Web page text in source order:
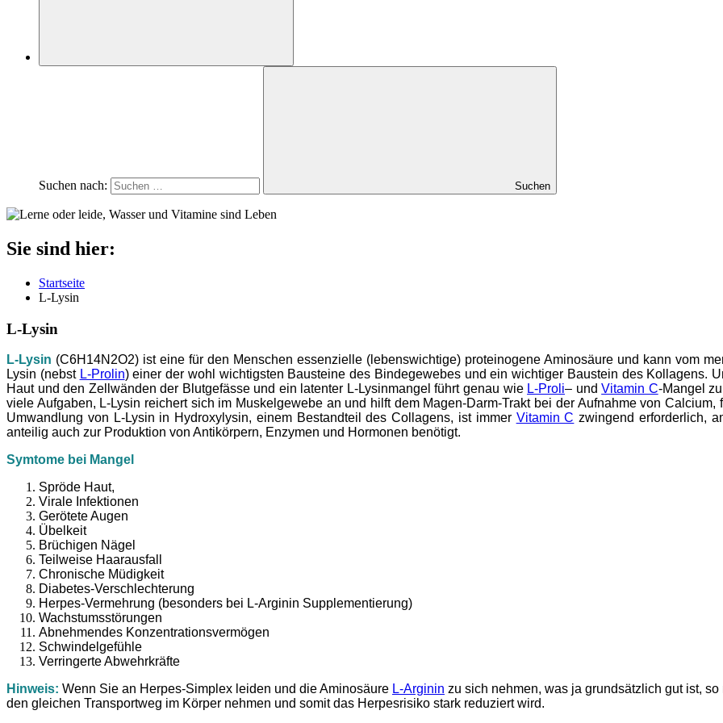
Suchen nach: Suchen
Sie sind hier:
Startseite
L-Lysin
L-Lysin
L-Lysin (C6H14N2O2) ist eine für den Menschen essenzielle (lebenswichtige) proteinogene Aminosäure und kann vom
Lysin (nebst L-Prolin) einer der wohl wichtigsten Bausteine des Bindegewebes und ein wichtiger Baustein des Kollagens.
Haut und den Zellwänden der Blutgefässe und ein latenter L-Lysinmangel führt genau wie L-Proli– undVitamin C-Mangel
viele Aufgaben, L-Lysin reichert sich im Muskelgewebe an und hilft dem Magen-Darm-Trakt bei der Aufnahme von
Umwandlung von L-Lysin in Hydroxylysin, einem Bestandteil des Collagens, ist immer Vitamin C zwingend erforderlich,
anteilig auch zur Produktion von Antikörpern, Enzymen und Hormonen benötigt.
Symtome bei Mangel
Spröde Haut,
Virale Infektionen
Gerötete Augen
Übelkeit
Brüchigen Nägel
Teilweise Haarausfall
Chronische Müdigkeit
Diabetes-Verschlechterung
Herpes-Vermehrung (besonders bei L-Arginin Supplementierung)
Wachstumsstörungen
Abnehmendes Konzentrationsvermögen
Schwindelgefühle
Verringerte Abwehrkräfte
Hinweis: Wenn Sie an Herpes-Simplex leiden und die Aminosäure L-Arginin zu sich nehmen, was ja grundsätzlich gut ist,
den gleichen Transportweg im Körper nehmen und somit das Herpesrisiko stark reduziert wird.